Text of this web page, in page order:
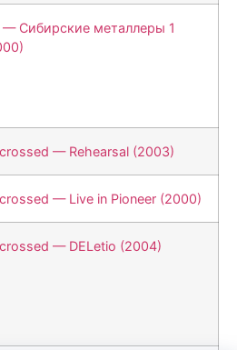
— Сибирские металлеры 1
— Rehearsal (2003)
— Live in Pioneer (2000)
— DELetio (2004)